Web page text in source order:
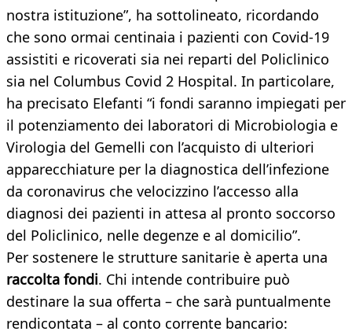
nostra istituzione”, ha sottolineato, ricordando
che sono ormai centinaia i pazienti con Covid-19
assistiti e ricoverati sia nei reparti del Policlinico
sia nel Columbus Covid 2 Hospital. In particolare,
ha precisato Elefanti “i fondi saranno impiegati per
il potenziamento dei laboratori di Microbiologia e
Virologia del Gemelli con l’acquisto di ulteriori
apparecchiature per la diagnostica dell’infezione
da coronavirus che velocizzino l’accesso alla
diagnosi dei pazienti in attesa al pronto soccorso
del Policlinico, nelle degenze e al domicilio”.
Per sostenere le strutture sanitarie è aperta una
raccolta fondi. Chi intende contribuire può
destinare la sua offerta – che sarà puntualmente
rendicontata – al conto corrente bancario: